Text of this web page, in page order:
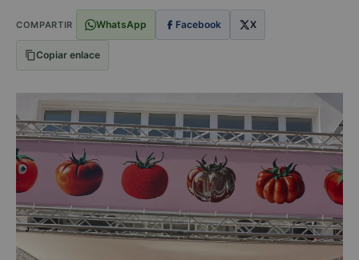
COMPARTIR WhatsApp Facebook X
Copiar enlace